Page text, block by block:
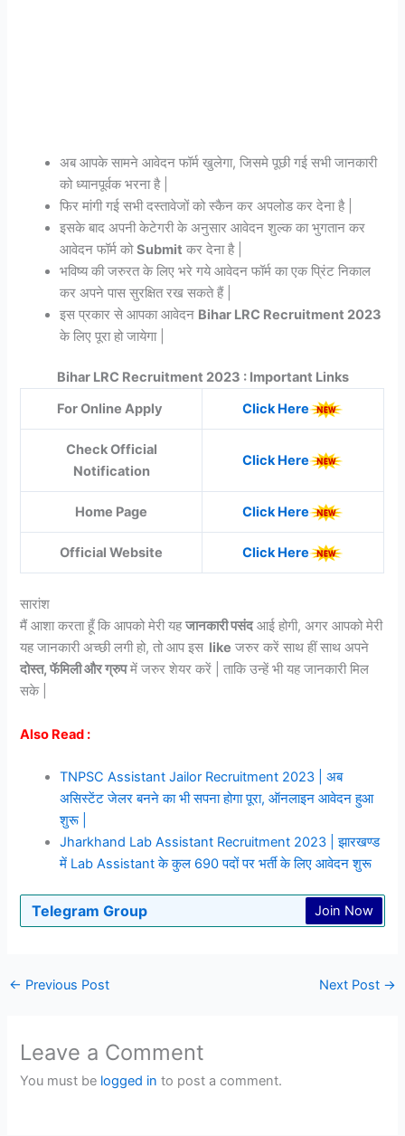
अब आपके सामने आवेदन फॉर्म खुलेगा, जिसमे पूछी गई सभी जानकारी
को ध्यानपूर्वक भरना है |
फिर मांगी गई सभी दस्तावेजों को स्कैन कर अपलोड कर देना है |
इसके बाद अपनी केटेगरी के अनुसार आवेदन शुल्क का भुगतान कर
आवेदन फॉर्म कोSubmit कर देना है |
भविष्य की जरुरत के लिए भरे गये आवेदन फॉर्म का एक प्रिंट निकाल
कर अपने पास सुरक्षित रख सकते हैं |
इस प्रकार से आपका आवेदन Bihar LRC Recruitment 2023
के लिए पूरा हो जायेगा |
Bihar LRC Recruitment 2023 : Important Links
For Online Apply
Click Here
Check Official
Notification
Click Here
Home Page Click Here
Official Website Click Here
सारांश
मैं आशा करता हूँ कि आपको मेरी यहजानकारी पसंदआई होगी, अगर आपको मेरी
यह जानकारी अच्छी लगी हो, तो आप इस like जरुर करें साथ हीं साथ अपने
दोस्त, फॅमिली और ग्रुपमें जरुर शेयर करें | ताकि उन्हें भी यह जानकारी मिल
सके |
Also Read :
TNPSC Assistant Jailor Recruitment 2023 | अब
असिस्टेंट जेलर बनने का भी सपना होगा पूरा, ऑनलाइन आवेदन हुआ
शुरू |
Jharkhand Lab Assistant Recruitment 2023 | झारखण्ड
में Lab Assistant के कुल 690 पदों पर भर्ती के लिए आवेदन शुरू
Telegram Group Join Now
← Previous Post Next Post →
Leave a Comment
You must be logged in to post a comment.